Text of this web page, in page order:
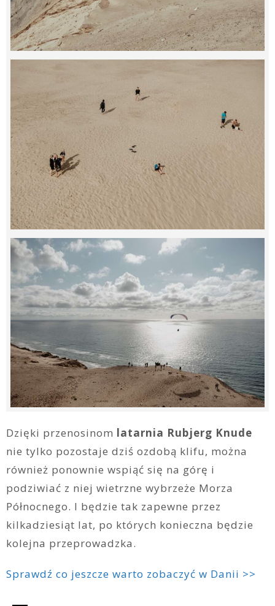
Dzięki przenosinom latarnia Rubjerg Knude
nie tylko pozostaje dziś ozdobą klifu, można
również ponownie wspiąć się na górę i
podziwiać z niej wietrzne wybrzeże Morza
Północnego. I będzie tak zapewne przez
kilkadziesiąt lat, po których konieczna będzie
kolejna przeprowadzka.
Sprawdź co jeszcze warto zobaczyć w Danii >>